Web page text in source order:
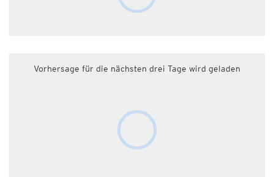
Vorhersage für die nächsten drei Tage wird geladen